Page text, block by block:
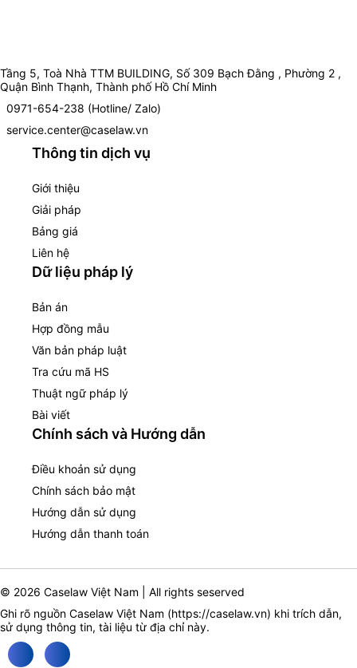
Tầng 5, Toà Nhà TTM BUILDING, Số 309 Bạch Đằng , Phường 2 ,
Quận Bình Thạnh, Thành phố Hồ Chí Minh
0971-654-238 (Hotline/ Zalo)
service.center@caselaw.vn
Thông tin dịch vụ
Giới thiệu
Giải pháp
Bảng giá
Liên hệ
Dữ liệu pháp lý
Bản án
Hợp đồng mẫu
Văn bản pháp luật
Tra cứu mã HS
Thuật ngữ pháp lý
Bài viết
Chính sách và Hướng dẫn
Điều khoản sử dụng
Chính sách bảo mật
Hướng dẫn sử dụng
Hướng dẫn thanh toán
© 2026 Caselaw Việt Nam | All rights seserved
Ghi rõ nguồn Caselaw Việt Nam (https://caselaw.vn) khi trích dẫn,
sử dụng thông tin, tài liệu từ địa chỉ này.